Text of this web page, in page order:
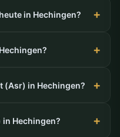
in Hechingen?
(Asr) in Hechingen?
in Hechingen?